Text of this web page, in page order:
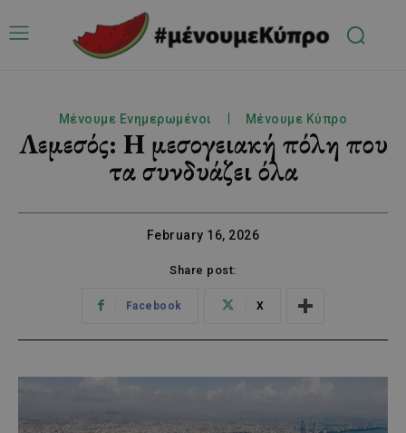
Μένουμε Ενημερωμένοι Μένουμε Κύπρο
Λεμεσός: Η μεσογειακή πόλη που
τα συνδυάζει όλα
February 16, 2026
Share post:
Facebook X